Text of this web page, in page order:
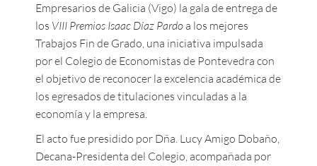
Empresarios de Galicia (Vigo) la gala de entrega de
los VIII Premios Isaac Díaz Pardo a los mejores
Trabajos Fin de Grado, una iniciativa impulsada
por el Colegio de Economistas de Pontevedra con
el objetivo de reconocer la excelencia académica de
los egresados de titulaciones vinculadas a la
economía y la empresa.
El acto fue presidido por Dña. Lucy Amigo Dobaño,
Decana-Presidenta del Colegio, acompañada por